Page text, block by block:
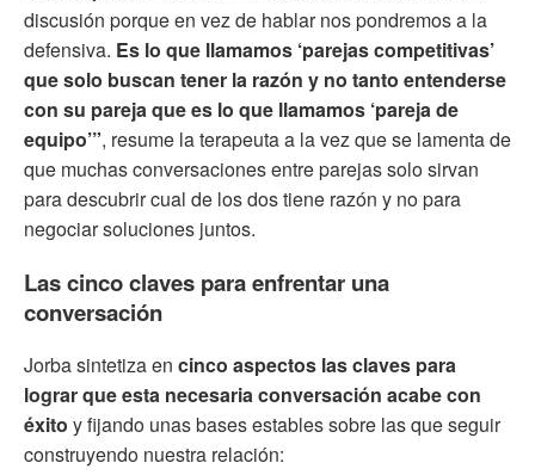
discusión porque en vez de hablar nos pondremos a la
defensiva. Es lo que llamamos ‘parejas competitivas’
que solo buscan tener la razón y no tanto entenderse
con su pareja que es lo que llamamos ‘pareja de
equipo’”, resume la terapeuta a la vez que se lamenta de
que muchas conversaciones entre parejas solo sirvan
para descubrir cual de los dos tiene razón y no para
negociar soluciones juntos.
Las cinco claves para enfrentar una
conversación
Jorba sintetiza en cinco aspectos las claves para
lograr que esta necesaria conversación acabe con
éxito y fijando unas bases estables sobre las que seguir
construyendo nuestra relación: